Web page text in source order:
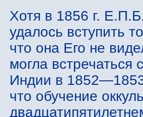
Хотя в 1856 г.
удалось вступить
что она Его не
могла
Индии в
что обучение